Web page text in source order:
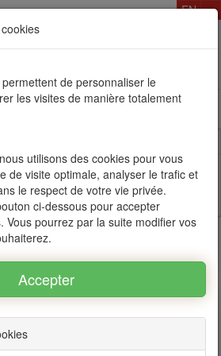
de personnaliser le
les visites de manière totalement
utilisons des cookies pour vous
de visite optimale, analyser le trafic et
le respect de votre vie privée.
ci-dessous pour accepter
Vous pourrez par la suite modifier vos
EN
in Mauritius, OFIM network of
Twitter Email